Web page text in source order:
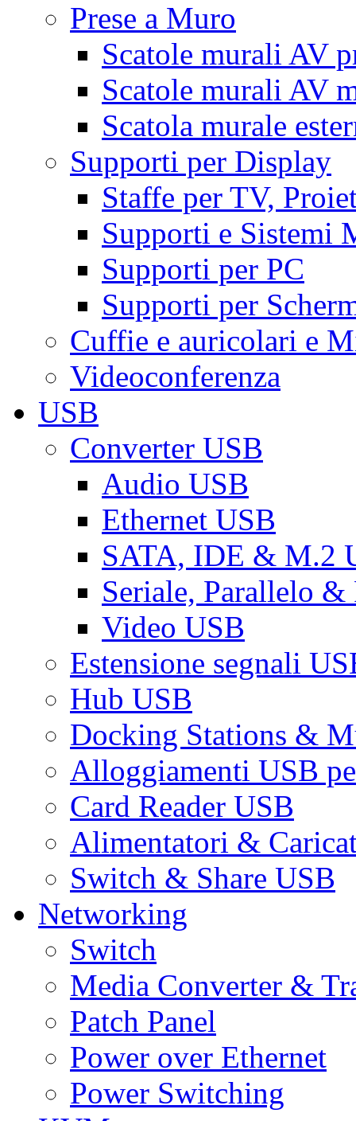
Prese a Muro
Scatole murali AV
Scatole murali AV
Scatola murale
Supporti per Display
Staffe per TV,
Supporti e Sistemi
Supporti per PC
Supporti per
Cuffie e auricolari e
Videoconferenza
USB
Converter USB
Audio USB
Ethernet USB
SATA, IDE & M.2
Seriale, Parallelo &
Video USB
Estensione segnali
Hub USB
Docking Stations &
Alloggiamenti USB
Card Reader USB
Alimentatori &
Switch & Share USB
Networking
Switch
Media Converter &
Patch Panel
Power over Ethernet
Power Switching